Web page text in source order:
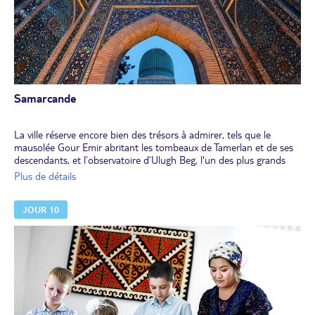
unique, où on trouve tous les procédés artistiques de décoration
des édifices islamiques. En soirée, vous assisterez à un spectacle de
costumes historiques au théâtre El Merosi.
Dîner dans un restaurant de la ville et nuit à l'hôtel.
Samarcande
La ville réserve encore bien des trésors à admirer, tels que le
mausolée Gour Emir abritant les tombeaux de Tamerlan et de ses
descendants, et l’observatoire d’Ulugh Beg, l'un des plus grands
astronomes de son temps.Visite du musée Afrosiab abritant des
Déjeuner.
Après-midi libre.
Dîner en ville et nuit à l'hôtel.
Plus de détails
JOUR 10